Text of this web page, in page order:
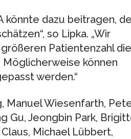
könnte dazu beitragen,
so Lipka. „Wir
Patientenzahl die
können
werden.“
Manuel Wiesenfarth,
Gu, Jeongbin Park,
Michael Lübbert,